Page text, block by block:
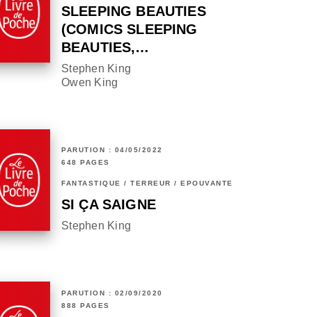
SLEEPING BEAUTIES
(COMICS SLEEPING
BEAUTIES,…
Stephen King
Owen King
PARUTION : 04/05/2022
648 PAGES
FANTASTIQUE / TERREUR / EPOUVANTE
SI ÇA SAIGNE
Stephen King
PARUTION : 02/09/2020
888 PAGES